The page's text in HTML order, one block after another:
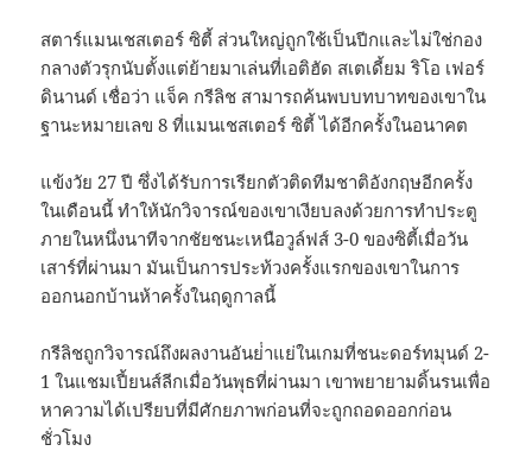
สตาร์แมนเชสเตอร์ ซิตี้ ส่วนใหญ่ถูกใช้เป็นปีกและไม่ใช่กอง
กลางตัวรุกนับตั้งแต่ย้ายมาเล่นที่เอติฮัด สเตเดี้ยม ริโอ เฟอร์
ดินานด์ เชื่อว่า แจ็ค กรีลิช สามารถค้นพบบทบาทของเขาใน
ฐานะหมายเลข 8 ที่แมนเชสเตอร์ ซิตี้ ได้อีกครั้งในอนาคต
แข้งวัย 27 ปี ซึ่งได้รับการเรียกตัวติดทีมชาติอังกฤษอีกครั้ง
ในเดือนนี้ ทําให้นักวิจารณ์ของเขาเงียบลงด้วยการทําประตู
ภายในหนึ่งนาทีจากชัยชนะเหนือวูล์ฟส์ 3-0 ของซิตี้เมื่อวัน
เสาร์ที่ผ่านมา มันเป็นการประท้วงครั้งแรกของเขาในการ
ออกนอกบ้านห้าครั้งในฤดูกาลนี้
กรีลิชถูกวิจารณ์ถึงผลงานอันย่ําแย่ในเกมที่ชนะดอร์ทมุนด์ 2-
1 ในแชมเปี้ยนส์ลีกเมื่อวันพุธที่ผ่านมา เขาพยายามดิ้นรนเพื่อ
หาความได้เปรียบที่มีศักยภาพก่อนที่จะถูกถอดออกก่อน
ชั่วโมง